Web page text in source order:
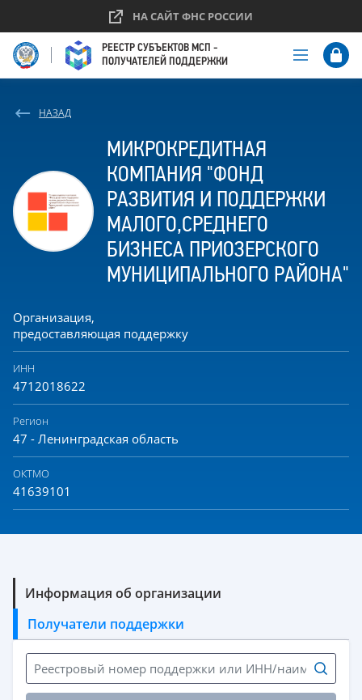
НА САЙТ ФНС РОССИИ
НАЗАД
МИКРОКРЕДИТНАЯ
КОМПАНИЯ "ФОНД
РАЗВИТИЯ И ПОДДЕРЖКИ
МАЛОГО,СРЕДНЕГО
БИЗНЕСА ПРИОЗЕРСКОГО
МУНИЦИПАЛЬНОГО РАЙОНА"
Организация,
предоставляющая поддержку
ИНН
4712018622
Регион
47 - Ленинградская область
ОКТМО
41639101
Информация об организации
Получатели поддержки